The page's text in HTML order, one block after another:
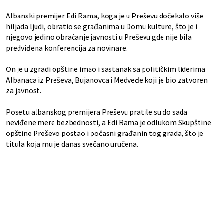
Albanski premijer Edi Rama, koga je u Preševu dočekalo više
hiljada ljudi, obratio se građanima u Domu kulture, što je i
njegovo jedino obraćanje javnosti u Preševu gde nije bila
predviđena konferencija za novinare.
On je u zgradi opštine imao i sastanak sa političkim liderima
Albanaca iz Preševa, Bujanovca i Medveđe koji je bio zatvoren
za javnost.
Posetu albanskog premijera Preševu pratile su do sada
neviđene mere bezbednosti, a Edi Rama je odlukom Skupštine
opštine Preševo postao i počasni građanin tog grada, što je
titula koja mu je danas svečano uručena.